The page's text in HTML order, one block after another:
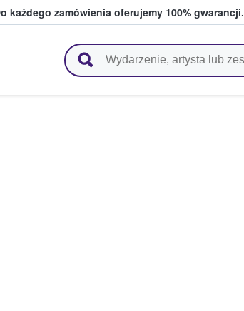
każdego zamówienia oferujemy 100% gwarancji.
kupują i sprzedają bilety